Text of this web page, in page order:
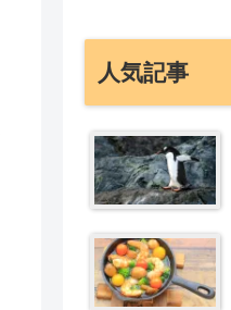
人気記事